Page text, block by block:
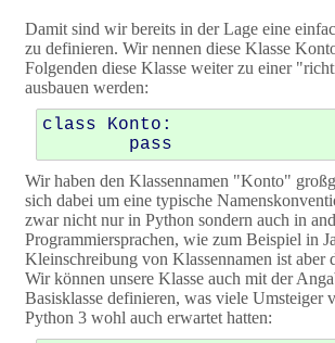
Damit sind wir bereits in der Lage eine
zu definieren. Wir nennen diese Klasse
Folgenden diese Klasse weiter zu einer
ausbauen werden:
class Konto:
Wir haben den Klassennamen "Konto"
sich dabei um eine typische
zwar nicht nur in Python sondern auch in
Programmiersprachen, wie zum Beispiel in
Kleinschreibung von Klassennamen ist aber
Wir können unsere Klasse auch mit der
Basisklasse definieren, was viele Umsteiger
Python 3 wohl auch erwartet hatten: